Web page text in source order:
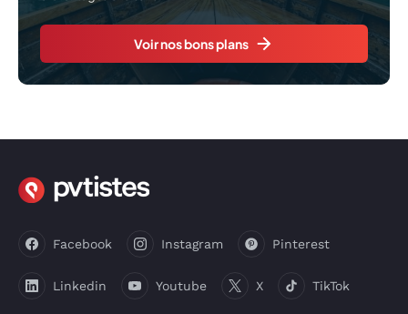
Voir nos bons plans
Facebook Instagram Pinterest
Linkedin Youtube X TikTok